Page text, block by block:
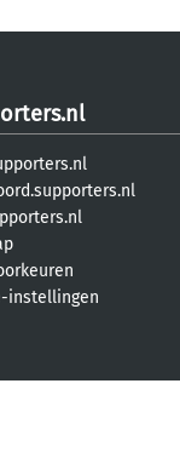
instellingen